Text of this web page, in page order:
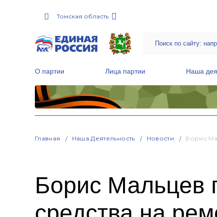
Томская область
О партии Лица партии Наша
Главная Наша Деятельность Новости Борис
Борис Мальцев